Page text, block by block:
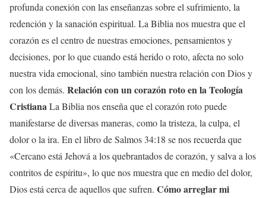
profunda conexión con las enseñanzas sobre el sufrimiento, la
redención y la sanación espiritual. La Biblia nos muestra que el
corazón es el centro de nuestras emociones, pensamientos y
decisiones, por lo que cuando está herido o roto, afecta no solo
nuestra vida emocional, sino también nuestra relación con Dios y
con los demás. Relación con un corazón roto en la Teología
CristianaLa Biblia nos enseña que el corazón roto puede
manifestarse de diversas maneras, como la tristeza, la culpa, el
dolor o la ira. En el libro de Salmos 34:18 se nos recuerda que
«Cercano está Jehová a los quebrantados de corazón, y salva a los
contritos de espíritu», lo que nos muestra que en medio del dolor,
Dios está cerca de aquellos que sufren. Cómo arreglar mi